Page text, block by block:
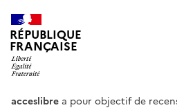
RÉPUBLIQUE
FRANÇAISE
acceslibre a pour objectif de